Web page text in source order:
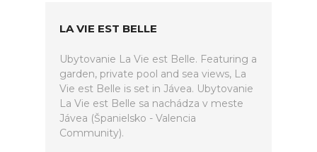
LA VIE EST BELLE
Ubytovanie La Vie est Belle. Featuring a
garden, private pool and sea views, La
Vie est Belle is set in Jávea. Ubytovanie
La Vie est Belle sa nachádza v meste
Jávea (Španielsko - Valencia
Community).